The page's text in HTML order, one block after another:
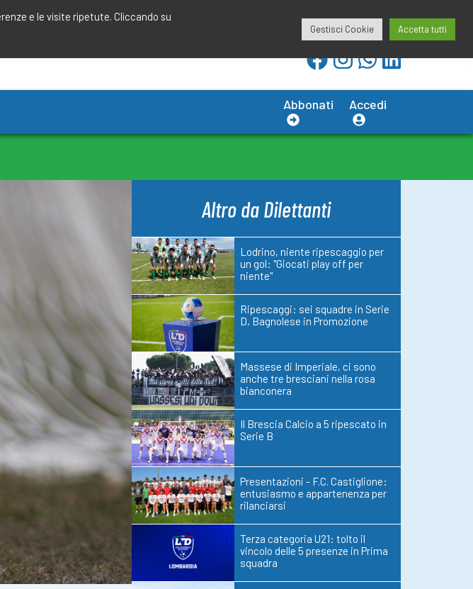
redazione@calciobresciano.it
Abbonati Accedi
Altro da Dilettanti
Lodrino, niente ripescaggio per
un gol: "Giocati play off per
niente"
Ripescaggi: sei squadre in Serie
D, Bagnolese in Promozione
Massese di Imperiale, ci sono
anche tre bresciani nella rosa
bianconera
Il Brescia Calcio a 5 ripescato in
Serie B
Presentazioni - F.C. Castiglione:
entusiasmo e appartenenza per
rilanciarsi
Terza categoria U21: tolto il
vincolo delle 5 presenze in Prima
squadra
e le visite ripetute. Cliccando su
Gestisci Cookie Accetta tutti